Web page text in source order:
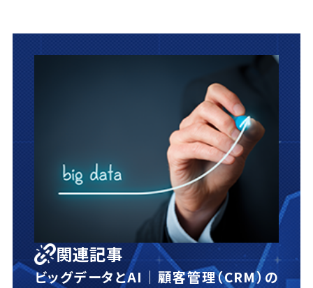
関連記事
ビッグデータとAI｜顧客管理（CRM）の